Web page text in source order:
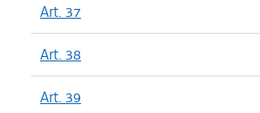
Art. 37
Art. 38
Art. 39